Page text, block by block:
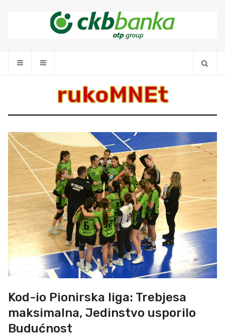
rukoMNEt
Kod-io Pionirska liga: Trebjesa
maksimalna, Jedinstvo usporilo
Budućnost